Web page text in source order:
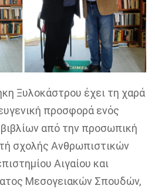
Ξυλοκάστρου έχει τη χαρά
προσφορά ενός
από την προσωπική
σχολής Ανθρωπιστικών
Αιγαίου και
Μεσογειακών Σπουδών,